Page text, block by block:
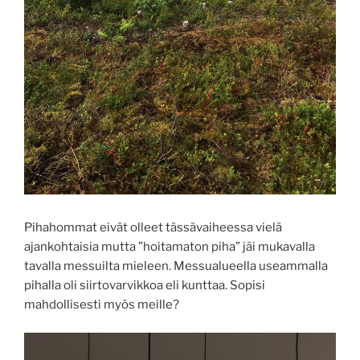
Pihahommat eivät olleet tässävaiheessa vielä
ajankohtaisia mutta ”hoitamaton piha” jäi mukavalla
tavalla messuilta mieleen. Messualueella useammalla
pihalla oli siirtovarvikkoa eli kunttaa. Sopisi
mahdollisesti myös meille?